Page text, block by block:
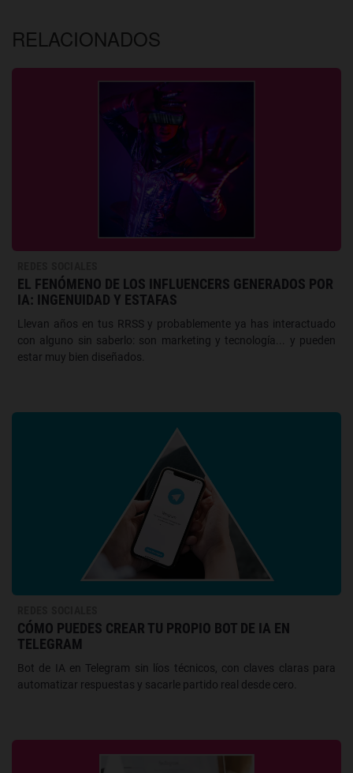
RELACIONADOS
EL FENÓMENO DE LOS INFLUENCERS GENERADOS POR
IA: INGENUIDAD Y ESTAFAS
Llevan años en tus RRSS y probablemente ya has interactuado
con alguno sin saberlo: son marketing y tecnología... y pueden
estar muy bien diseñados.
CÓMO PUEDES CREAR TU PROPIO BOT DE IA EN
TELEGRAM
Bot de IA en Telegram sin líos técnicos, con claves claras para
automatizar respuestas y sacarle partido real desde cero.